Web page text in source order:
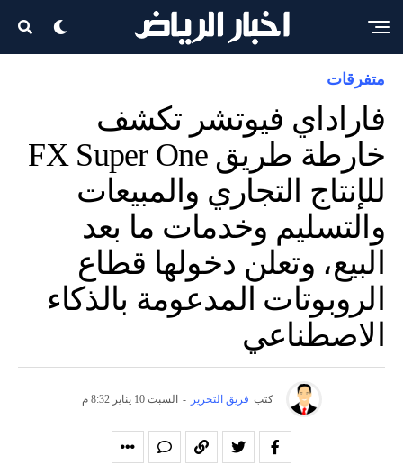
متفرقات
فاراداي فيوتشر تكشف
خارطة طريق FX Super One
للإنتاج التجاري والمبيعات
والتسليم وخدمات ما بعد
البيع، وتعلن دخولها قطاع
الروبوتات المدعومة بالذكاء
الاصطناعي
كتب فريق التحرير - السبت 10 يناير 8:32 م